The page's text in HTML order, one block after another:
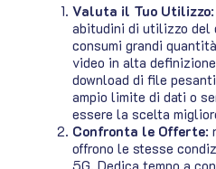
Valuta il Tuo Utilizzo
abitudini di utilizzo del
consumi grandi
video in alta
download di file
ampio limite di dati o
essere la scelta
Confronta le Offerte:
offrono le stesse
5G. Dedica tempo a